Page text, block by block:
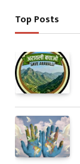
Top Posts